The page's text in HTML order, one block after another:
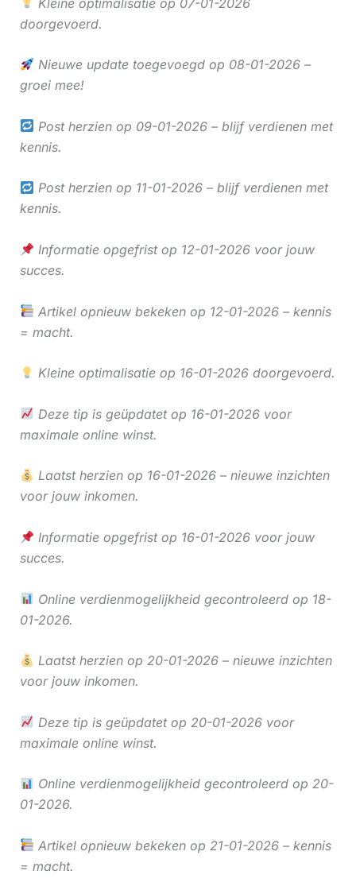
doorgevoerd.
Nieuwe update toegevoegd op 08-01-2026 –
groei mee!
Post herzien op 09-01-2026 – blijf verdienen met
kennis.
Post herzien op 11-01-2026 – blijf verdienen met
kennis.
Informatie opgefrist op 12-01-2026 voor jouw
succes.
Artikel opnieuw bekeken op 12-01-2026 – kennis
= macht.
Kleine optimalisatie op 16-01-2026 doorgevoerd.
Deze tip is geüpdatet op 16-01-2026 voor
maximale online winst.
Laatst herzien op 16-01-2026 – nieuwe inzichten
voor jouw inkomen.
Informatie opgefrist op 16-01-2026 voor jouw
succes.
Online verdienmogelijkheid gecontroleerd op 18-
01-2026.
Laatst herzien op 20-01-2026 – nieuwe inzichten
voor jouw inkomen.
Deze tip is geüpdatet op 20-01-2026 voor
maximale online winst.
Online verdienmogelijkheid gecontroleerd op 20-
01-2026.
Artikel opnieuw bekeken op 21-01-2026 – kennis
= macht.